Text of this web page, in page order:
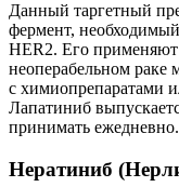
Данный таргетный
фермент,
HER2. Его
неоперабельном раке
с химиопрепаратами
Лапатиниб
принимать ежедневно.
Нератиниб